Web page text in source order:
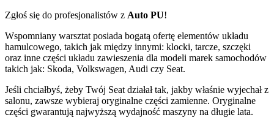
Zgłoś się do profesjonalistów z Auto PU!
Wspomniany warsztat posiada bogatą ofertę elementów układu
hamulcowego, takich jak między innymi: klocki, tarcze, szczęki
oraz inne części układu zawieszenia dla modeli marek samochodów
takich jak: Skoda, Volkswagen, Audi czy Seat.
Jeśli chciałbyś, żeby Twój Seat działał tak, jakby właśnie wyjechał z
salonu, zawsze wybieraj oryginalne części zamienne. Oryginalne
części gwarantują najwyższą wydajność maszyny na długie lata.